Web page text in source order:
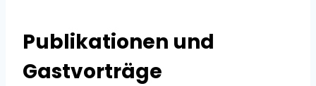
Publikationen und
Gastvorträge